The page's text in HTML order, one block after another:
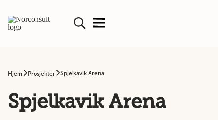
Hjem Prosjekter Spjelkavik Arena
Spjelkavik Arena